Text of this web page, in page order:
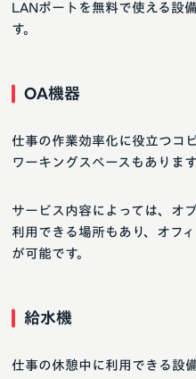
LANポートを無料で使える設
す。
OA機器
仕事の作業効率化に役立つコ
ワーキングスペースもあります
サービス内容によっては、オ
利用できる場所もあり、オフ
が可能です。
給水機
仕事の休憩中に利用できる設